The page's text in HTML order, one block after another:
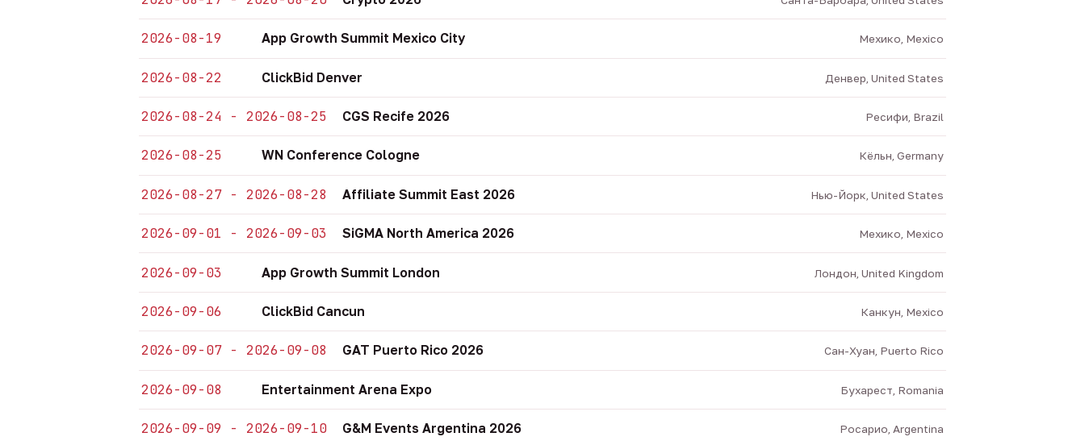
2026-08-19 App Growth Summit Mexico City Мехико, Mexico
2026-08-22 ClickBid Denver Денвер, United States
2026-08-24 - 2026-08-25 CGS Recife 2026 Ресифи, Brazil
2026-08-25 WN Conference Cologne Кёльн, Germany
2026-08-27 - 2026-08-28 Affiliate Summit East 2026 Нью-Йорк, United States
2026-09-01 - 2026-09-03 SiGMA North America 2026 Мехико, Mexico
2026-09-03 App Growth Summit London Лондон, United Kingdom
2026-09-06 ClickBid Cancun Канкун, Mexico
2026-09-07 - 2026-09-08 GAT Puerto Rico 2026 Сан-Хуан, Puerto Rico
2026-09-08 Entertainment Arena Expo Бухарест, Romania
2026-09-09 - 2026-09-10 G&M Events Argentina 2026 Росарио, Argentina